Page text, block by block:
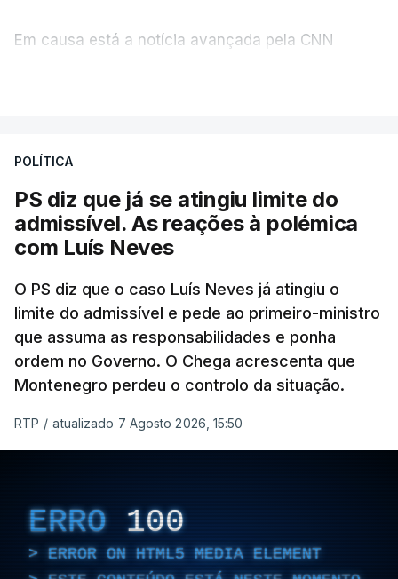
Em causa está a notícia avançada pela CNN
abertura de qualquer processo disciplinar, por não
ter qualquer elemento que indicie a realização
dessas obras.
Empreiteiro da
Construbarcelos também
fez obras na casa do diretor
financeiro da PJ
atualizado 7 Agosto 2026, 14:25
também trabalhou para o
diretor financeiro da PJ
atualizado 7 Agosto 2026, 14:26
POLÍTICA
PS diz que já se atingiu limite do
admissível. As reações à polémica
com Luís Neves
O PS diz que o caso Luís Neves já atingiu o
limite do admissível e pede ao primeiro-ministro
que assuma as responsabilidades e ponha
ordem no Governo. O Chega acrescenta que
Montenegro perdeu o controlo da situação.
RTP / atualizado 7 Agosto 2026, 15:50
ERRO 100
ERROR ON HTML5 MEDIA ELEMENT